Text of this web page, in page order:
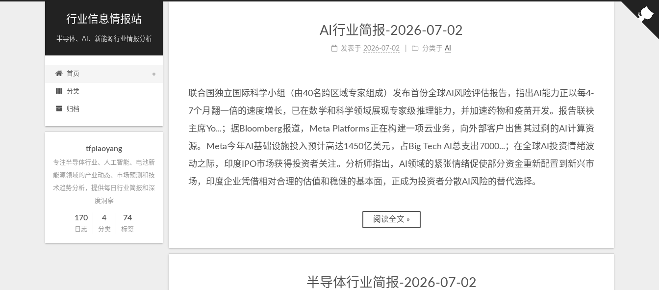
行业信息情报站
半导体、AI、新能源行业情报分析
首页
分类
归档
AI行业简报-2026-07-02
发表于 2026-07-02 分类于 AI
联合国独立国际科学小组（由40名跨区域专家组成）发布首份全球AI风险评估报告，指出AI能力正以每4-
7个月翻一倍的速度增长，已在数学和科学领域展现专家级推理能力，并加速药物和疫苗开发。报告联袂
主席Yo...；据Bloomberg报道，Meta Platforms正在构建一项云业务，向外部客户出售其过剩的AI计算资
源。Meta今年AI基础设施投入预计高达1450亿美元，占Big Tech AI总支出7000...；在全球AI投资情绪波
动之际，印度IPO市场获得投资者关注。分析师指出，AI领域的紧张情绪促使部分资金重新配置到新兴市
场，印度企业凭借相对合理的估值和稳健的基本面，正成为投资者分散AI风险的替代选择。
阅读全文 »
半导体行业简报-2026-07-02
tfpiaoyang
专注半导体行业、人工智能、电池新
能源领域的产业动态、市场预测和技
术趋势分析，提供每日行业简报和深
度洞察
170
日志
4
分类
74
标签